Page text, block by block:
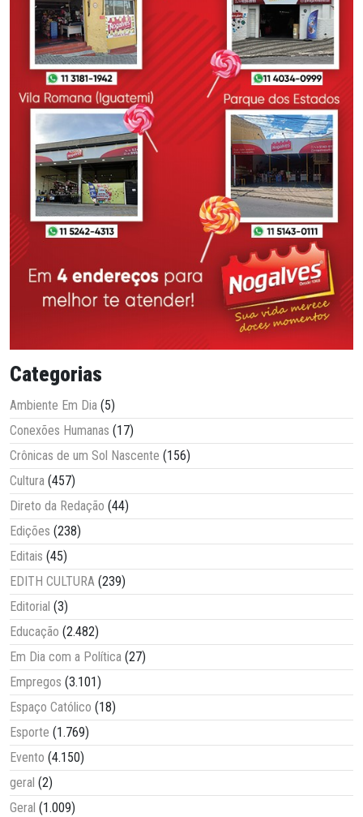
Categorias
Ambiente Em Dia (5)
Conexões Humanas (17)
Crônicas de um Sol Nascente (156)
Cultura (457)
Direto da Redação (44)
Edições (238)
Editais (45)
EDITH CULTURA (239)
Editorial (3)
Educação (2.482)
Em Dia com a Política (27)
Empregos (3.101)
Espaço Católico (18)
Esporte (1.769)
Evento (4.150)
geral (2)
Geral (1.009)